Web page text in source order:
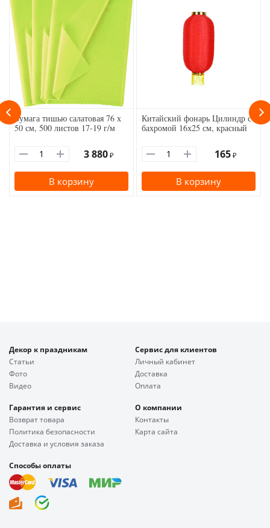
Бумага тишью салатовая 76 х
50 см, 500 листов 17-19 г/м
3 880 ₽
В корзину
Китайский фонарь Цилиндр с
бахромой 16х25 см, красный
165 ₽
В корзину
Декор к праздникам
Статьи
Фото
Видео
Сервис для клиентов
Личный кабинет
Доставка
Оплата
Гарантия и сервис
Возврат товара
Политика безопасности
Доставка и условия заказа
О компании
Контакты
Карта сайта
Способы оплаты